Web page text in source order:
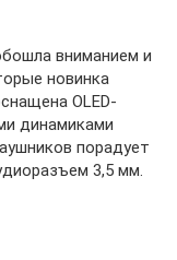
вниманием и
новинка
OLED-
динамиками
порадует
3,5 мм.